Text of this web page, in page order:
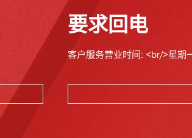
要求回电
客户服务营业时间: <br/>星期